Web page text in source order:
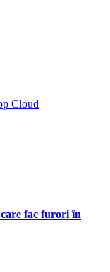
Cloud
fac furori în